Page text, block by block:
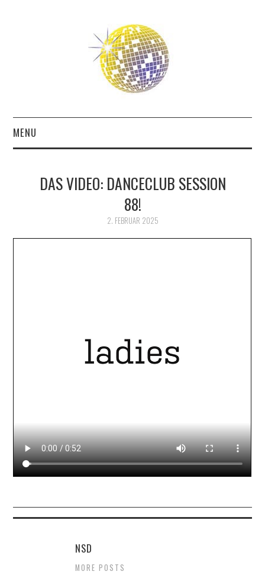
MENU
THE FUTURE
DATENSCHUTZERKLÄRUNG
DAS VIDEO: DANCECLUB SESSION
88!
2. FEBRUAR 2025
NSD
MORE POSTS